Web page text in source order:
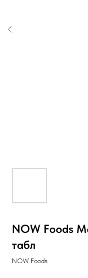
NOW Foods
табл
NOW Foods